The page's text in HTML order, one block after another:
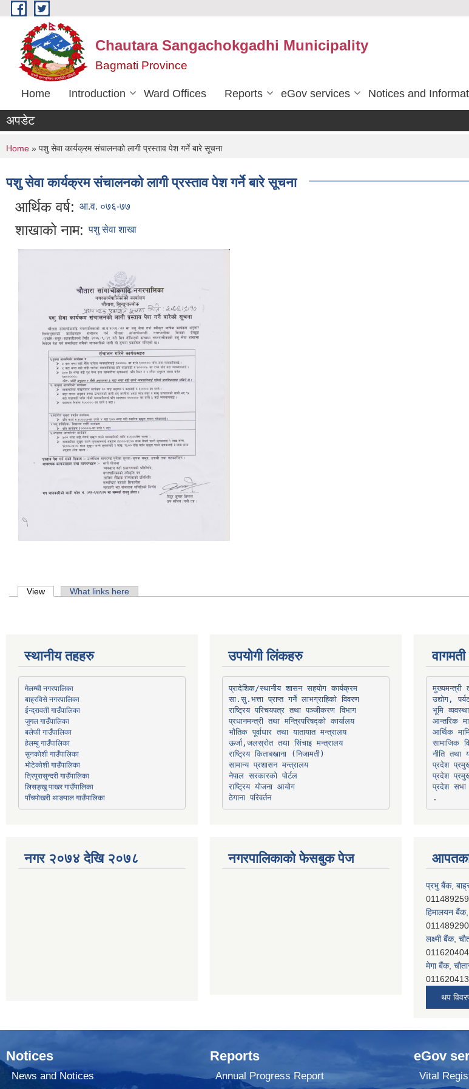
Skip to main content
Chautara Sangachokgadhi Municipality
Bagmati Province
Home Introduction Ward Offices Reports eGov services Notices and
अपडेट
You are here
Home » पशु सेवा कार्यक्रम संचालनको लागी प्रस्ताव पेश गर्ने बारे सूचना
पशु सेवा कार्यक्रम संचालनको लागी प्रस्ताव पेश गर्ने बारे सूचना
आर्थिक वर्ष: आ.व. ०७६-७७
शाखाको नाम: पशु सेवा शाखा
Primary tabs
View (active tab)What links here
स्थानीय तहहरु
मेलम्ची नगरपालिका
बाह्रविसे नगरपालिका
ईन्द्रावती गाउँपालिका
जुगल गाउँपालिका
बलेफी गाउँपालिका
हेलम्बु गाउँपालिका
सुनकोशी गाउँपालिका
भोटेकोशी गाउँपालिका
त्रिपुरासुन्दरी गाउँपालिका
लिसङ्खु पाखर गाउँपालिका
पाँचपोखरी थाङपाल गाउँपालिका
नगर २०७४ देखि २०७८
उपयोगी लिंकहरु
प्रादेशिक/स्थानीय शासन सहयोग कार्यक्रम
सा.सु.भत्ता प्राप्त गर्ने लाभग्राहिको विवरण
राष्ट्रिय परिचयपत्र तथा पञ्‍जीकरण विभाग
प्रधानमन्त्री तथा मन्त्रिपरिषद्को कार्यालय
भौतिक पूर्वाधार तथा यातायात मन्त्रालय
ऊर्जा,जलस्रोत तथा सिंचाइ मन्त्रालय
सामान्य प्रशासन मन्त्रालय
नेपाल सरकारको पोर्टल
राष्ट्रिय योजना आयोग
ठेगाना परिवर्तन
नगरपालिकाको फेसबुक पेज
उद्योग,
भूमि
सामाजिक
प्रदेश
प्रदेश
प्रदेश सभा
प्रभु बैंक,
011489259
हिमालयन बैंक,
011489290
लक्ष्मी बैंक,
011620404
मेगा बैंक,
011620413
जनता बैंक,
011401005
011403051
सिभिल बैंक,
011401055
थप
Notices
News and Notices
Reports
Annual Progress Report
eGov
Vital